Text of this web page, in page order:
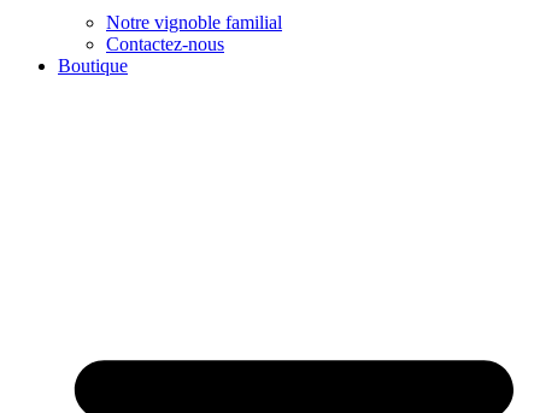
Notre vignoble familial
Contactez-nous
Boutique